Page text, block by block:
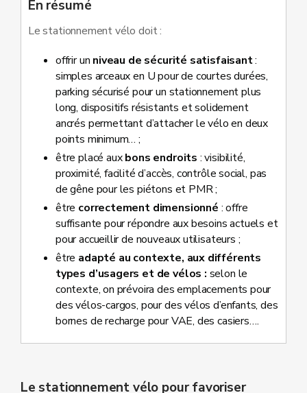
En résumé
Le stationnement vélo doit :
offrir un niveau de sécurité satisfaisant:
simples arceaux en U pour de courtes durées,
parking sécurisé pour un stationnement plus
long, dispositifs résistants et solidement
ancrés permettant d’attacher le vélo en deux
points minimum… ;
être placé auxbons endroits : visibilité,
proximité, facilité d’accès, contrôle social, pas
de gêne pour les piétons et PMR ;
être correctement dimensionné : offre
suffisante pour répondre aux besoins actuels et
pour accueillir de nouveaux utilisateurs ;
être adapté au contexte, aux différents
types d’usagers et de vélos : selon le
contexte, on prévoira des emplacements pour
des vélos-cargos, pour des vélos d’enfants, des
bornes de recharge pour VAE, des casiers….
Le stationnement vélo pour favoriser